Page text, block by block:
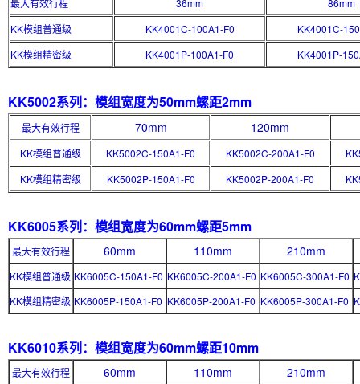
KK模组普通级
KK4001C-100A1-F0
KK4001C-
KK模组精密级
KK4001P-100A1-F0 KK4001P-
KK5002系列：模组宽度为50mm螺距2mm
最大有效行程 70mm 120mm
KK模组普通级 KK5002C-150A1-F0 KK5002C-200A1-F0
KK模组精密级
KK5002P-150A1-F0 KK5002P-200A1-F0
KK6005系列：模组宽度为60mm螺距5mm
最大有效行程 60mm 110mm 210mm
KK模组普通级 KK6005C-150A1-F0 KK6005C-200A1-F0 KK6005C-300A1-F0
KK模组精密级 KK6005P-150A1-F0 KK6005P-200A1-F0 KK6005P-300A1-F0
KK6010系列：模组宽度为60mm螺距10mm
最大有效行程 60mm 110mm 210mm